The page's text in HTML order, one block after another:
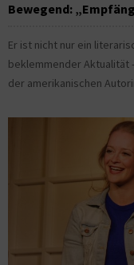
Bewegend:
Er ist nicht nur ein
beklemmender Aktualität
der amerikanischen